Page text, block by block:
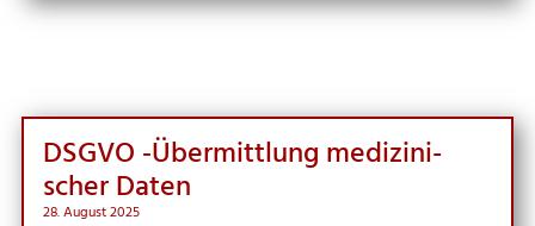
DSGVO ‑Über­mitt­lung medi­zi­ni­
scher Daten
28. August 2025